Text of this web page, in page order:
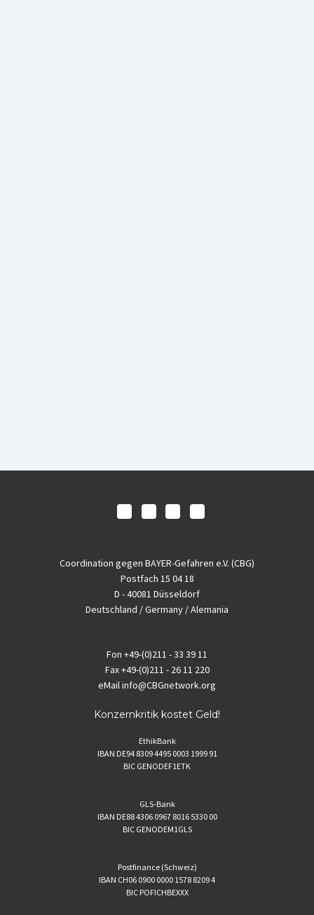
Coordination gegen BAYER-Gefahren e.V. (CBG)
Postfach 15 04 18
D - 40081 Düsseldorf
Deutschland / Germany / Alemania
Fon +49-(0)211 - 33 39 11
Fax+49-(0)211 - 26 11 220
eMailinfo@CBGnetwork.org
Konzernkritik kostet Geld!
EthikBank
IBAN DE94 8309 4495 0003 1999 91
BIC GENODEF1ETK
GLS-Bank
IBAN DE88 4306 0967 8016 5330 00
BIC GENODEM1GLS
Postfinance (Schweiz)
IBAN CH06 0900 0000 1578 8209 4
BIC POFICHBEXXX